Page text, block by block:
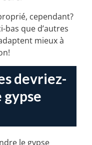
cependant?
que d’autres
mieux à
devriez-
gypse